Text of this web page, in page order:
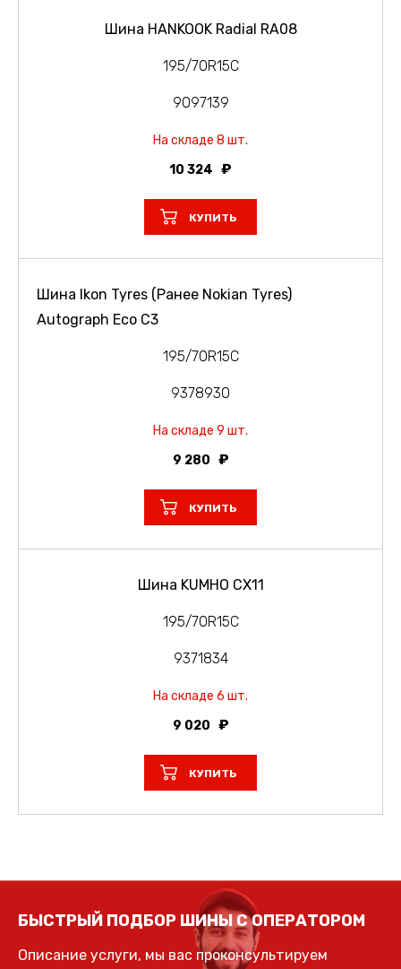
Шина HANKOOK Radial RA08
195/70R15C
9097139
На складе 8 шт.
10 324
КУПИТЬ
Шина Ikon Tyres (Ранее Nokian Tyres)
Autograph Eco C3
195/70R15C
9378930
На складе 9 шт.
9 280
КУПИТЬ
Шина KUMHO CX11
195/70R15C
9371834
На складе 6 шт.
9 020
КУПИТЬ
БЫСТРЫЙ ПОДБОР ШИНЫ С ОПЕРАТОРОМ
Описание услуги, мы вас проконсультируем